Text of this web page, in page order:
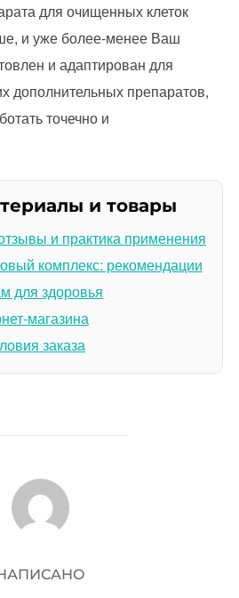
для очищенных клеток
и уже более-менее Ваш
и адаптирован для
дополнительных препаратов,
точечно и
и товары
и практика применения
комплекс: рекомендации
для здоровья
магазина
заказа
ЗАПИСИ